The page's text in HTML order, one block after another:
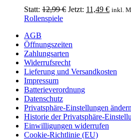
Statt: 12,99€ Ursprünglicher
Jetzt: 11,49 € inkl.
Rollenspiele
AGB
Öffnungszeiten
Zahlungsarten
Widerrufsrecht
Lieferung und Versandkosten
Impressum
Batterieverordnung
Datenschutz
Privatsphäre-Einstellungen ändern
Historie der Privatsphäre-
Einwilligungen widerrufen
Cookie-Richtlinie (EU)